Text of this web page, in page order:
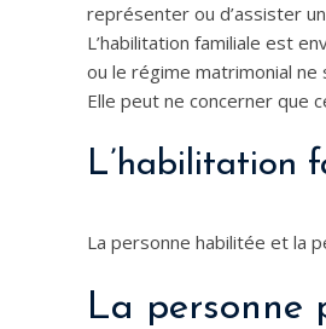
représenter ou d’assister
L’habilitation familiale est
ou le régime matrimonial ne
Elle peut ne concerner que
L’habilitation
La personne habilitée et la
La personne